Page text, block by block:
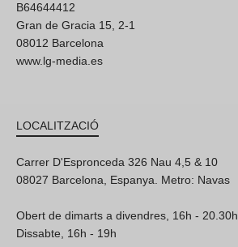
B64644412
Gran de Gracia 15, 2-1
08012 Barcelona
www.lg-media.es
LOCALITZACIÓ
Carrer D'Espronceda 326 Nau 4,5 & 10
08027 Barcelona, Espanya. Metro: Navas
Obert de dimarts a divendres, 16h - 20.30h
Dissabte, 16h - 19h